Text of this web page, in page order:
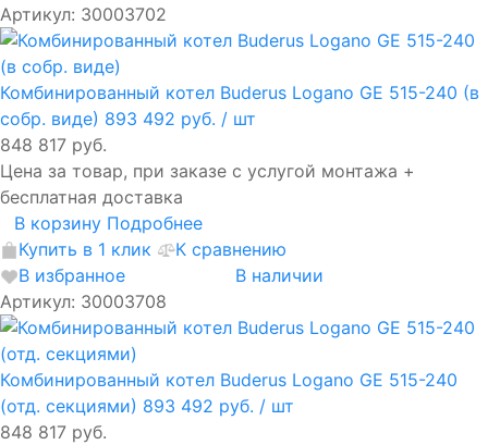
Артикул: 30003702
Комбинированный котел Buderus Logano GE 515-240 (в
собр. виде) 893 492 руб. / шт
848 817 руб.
Цена за товар, при заказе с услугой монтажа +
бесплатная доставка
В корзину Подробнее
Купить в 1 клик
К сравнению
В избранное
В наличии
Артикул: 30003708
Комбинированный котел Buderus Logano GE 515-240
(отд. секциями) 893 492 руб. / шт
848 817 руб.